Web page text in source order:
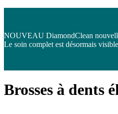
NOUVEAU DiamondClean
Le soin complet est désormais
Brosses à dents